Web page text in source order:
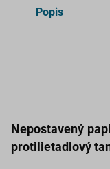
Popis
Nepostavený
protilietadlový